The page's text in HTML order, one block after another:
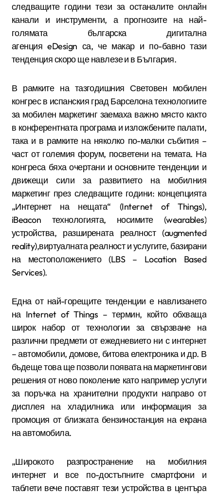
следващите години тези за останалите онлайн
канали и инструменти, а прогнозите на най-
голямата българска дигитална
агенцияeDesign са, че макар и по-бавно тази
тенденция скоро ще навлезе и в България.
В рамките на тазгодишния Световен мобилен
конгрес в испанския град Барселона технологиите
за мобилен маркетинг заемаха важно място както
в конферентната програма и изложбените палати,
така и в рамките на няколко по-малки събития –
част от големия форум, посветени на темата. На
конгреса бяха очертани и основните тенденции и
движещи сили за развитието на мобилния
маркетинг през следващите години: концепцията
„Интернет на нещата“ (Internet of Things),
iBeacon технологията, носимите (wearables)
устройства, разширената реалност (augmented
reality),виртуалната реалност и услугите, базирани
на местоположението (LBS – Location Based
Services).
Една от най-горещите тенденции е навлизането
на Internet of Things –термин, който обхваща
широк набор от технологии за свързване на
различни предмети от ежедневието ни с интернет
– автомобили, домове, битова електроника и др. В
бъдеще това ще позволи появата на маркетингови
решения от ново поколение като например услуги
за поръчка на хранителни продукти направо от
дисплея на хладилника или информация за
промоция от близката бензиностанция на екрана
на автомобила.
„Широкото разпространение на мобилния
интернет и все по-достъпните смартфони и
таблети вече поставят тези устройства в центъра